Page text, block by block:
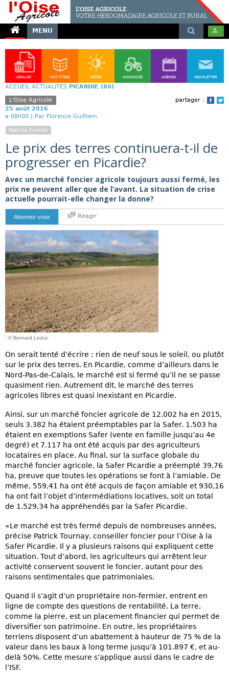
MENU
LÉGALES NOS TITRES MÉTÉO ANNONCES AGENDA NEWSLETTER
ACCUEIL ACTUALITÉS PICARDIE (80)
partager :
L'Oise Agricole
25 août 2016
a 08h00 | Par Florence Guilhem
Marché Foncier
Le prix des terres continuera-t-il de
progresser en Picardie?
Avec un marché foncier agricole toujours aussi fermé, les
prix ne peuvent aller que de l’avant. La situation de crise
actuelle pourrait-elle changer la donne?
Abonnez-vous Reagir
- © Bernard Leduc
On serait tenté d’écrire : rien de neuf sous le soleil, ou plutôt
sur le prix des terres. En Picardie, comme d’ailleurs dans le
Nord-Pas-de-Calais, le marché est si fermé qu’il ne se passe
quasiment rien. Autrement dit, le marché des terres
agricoles libres est quasi inexistant en Picardie.
Ainsi, sur un marché foncier agricole de 12.002 ha en 2015,
seuls 3.382 ha étaient préemptables par la Safer. 1.503 ha
étaient en exemptions Safer (vente en famille jusqu’au 4e
degré) et 7.117 ha ont été acquis par des agriculteurs
locataires en place. Au final, sur la surface globale du
marché foncier agricole, la Safer Picardie a préempté 39,76
ha, preuve que toutes les opérations se font à l’amiable. De
même, 559,41 ha ont été acquis de façon amiable et 930,16
ha ont fait l’objet d’intermédiations locatives, soit un total
de 1.529,34 ha appréhendés par la Safer Picardie.
«Le marché est très fermé depuis de nombreuses années,
précise Patrick Tournay, conseiller foncier pour l’Oise à la
Safer Picardie. Il y a plusieurs raisons qui expliquent cette
situation. Tout d’abord, les agriculteurs qui arrêtent leur
activité conservent souvent le foncier, autant pour des
raisons sentimentales que patrimoniales.
Quand il s’agit d’un propriétaire non-fermier, entrent en
ligne de compte des questions de rentabilité. La terre,
comme la pierre, est un placement financier qui permet de
diversifier son patrimoine. En outre, les propriétaires
terriens disposent d’un abattement à hauteur de 75 % de la
valeur dans les baux à long terme jusqu’à 101.897 €, et au-
delà 50%. Cette mesure s’applique aussi dans le cadre de
l’ISF.